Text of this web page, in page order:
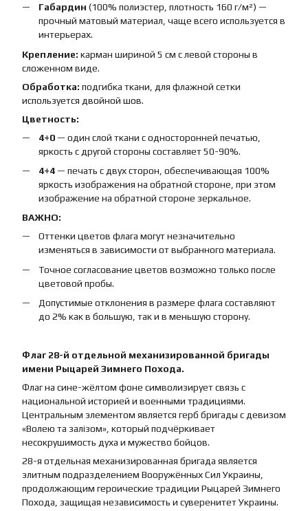
Габардин (100% полиэстер, плотность 160 г/м²) —
прочный матовый материал, чаще всего используется в
интерьерах.
Крепление: карман шириной 5 см с левой стороны в
сложенном виде.
Обработка: подгибка ткани, для флажной сетки
используется двойной шов.
Цветность:
4+0 — один слой ткани с односторонней печатью,
яркость с другой стороны составляет 50-90%.
4+4 — печать с двух сторон, обеспечивающая 100%
яркость изображения на обратной стороне, при этом
изображение на обратной стороне зеркальное.
ВАЖНО:
Оттенки цветов флага могут незначительно
изменяться в зависимости от выбранного материала.
Точное согласование цветов возможно только после
цветовой пробы.
Допустимые отклонения в размере флага составляют
до 2% как в большую, так и в меньшую сторону.
Флаг 28-й отдельной механизированной бригады
имени Рыцарей Зимнего Похода.
Флаг на сине-жёлтом фоне символизирует связь с
национальной историей и военными традициями.
Центральным элементом является герб бригады с девизом
«Волею та залізом», который подчёркивает
несокрушимость духа и мужество бойцов.
28-я отдельная механизированная бригада является
элитным подразделением Вооружённых Сил Украины,
продолжающим героические традиции Рыцарей Зимнего
Похода, защищая независимость и суверенитет Украины.